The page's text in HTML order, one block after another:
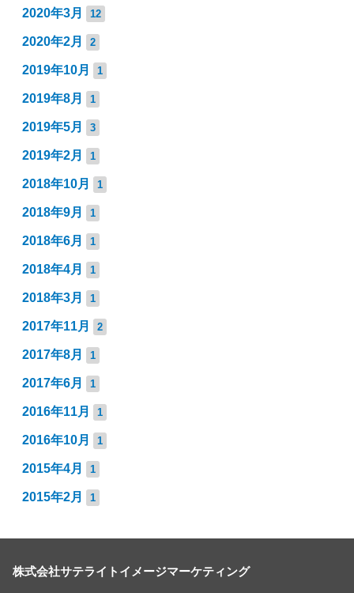
2020年3月 12
2020年2月 2
2019年10月 1
2019年8月 1
2019年5月 3
2019年2月 1
2018年10月 1
2018年9月 1
2018年6月 1
2018年4月 1
2018年3月 1
2017年11月 2
2017年8月 1
2017年6月 1
2016年11月 1
2016年10月 1
2015年4月 1
2015年2月 1
株式会社サテライトイメージマーケティング